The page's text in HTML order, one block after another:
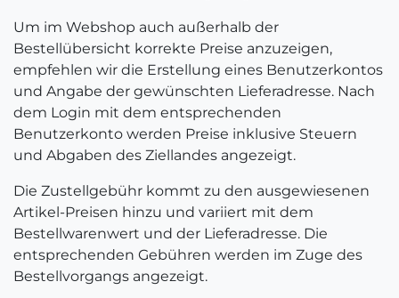
Um im Webshop auch außerhalb der
Bestellübersicht korrekte Preise anzuzeigen,
empfehlen wir die Erstellung eines Benutzerkontos
und Angabe der gewünschten Lieferadresse. Nach
dem Login mit dem entsprechenden
Benutzerkonto werden Preise inklusive Steuern
und Abgaben des Ziellandes angezeigt.
Die Zustellgebühr kommt zu den ausgewiesenen
Artikel-Preisen hinzu und variiert mit dem
Bestellwarenwert und der Lieferadresse. Die
entsprechenden Gebühren werden im Zuge des
Bestellvorgangs angezeigt.